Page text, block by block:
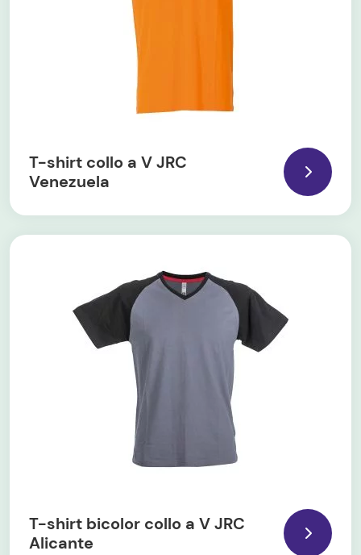
T-shirt collo a V JRC
Venezuela
T-shirt bicolor collo a V JRC
Alicante